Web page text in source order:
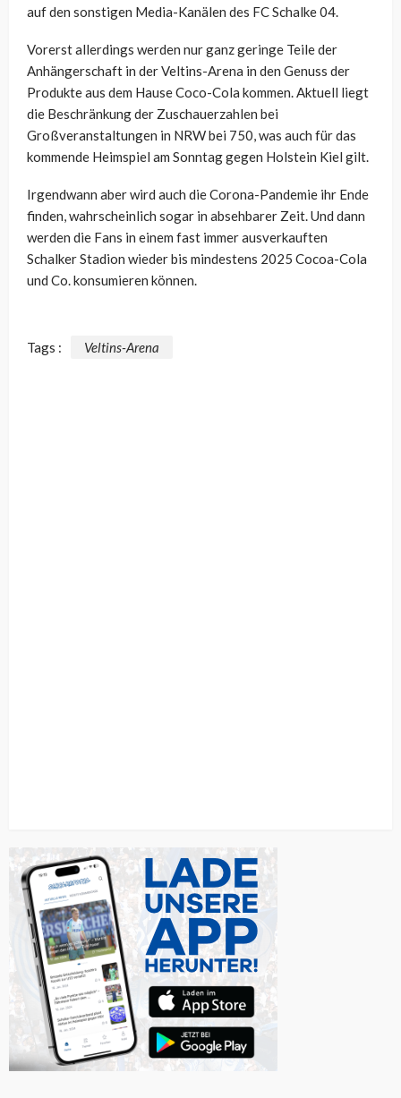
auf den sonstigen Media-Kanälen des FC Schalke 04.
Vorerst allerdings werden nur ganz geringe Teile der
Anhängerschaft in der Veltins-Arena in den Genuss der
Produkte aus dem Hause Coco-Cola kommen. Aktuell liegt
die Beschränkung der Zuschauerzahlen bei
Großveranstaltungen in NRW bei 750, was auch für das
kommende Heimspiel am Sonntag gegen Holstein Kiel gilt.
Irgendwann aber wird auch die Corona-Pandemie ihr Ende
finden, wahrscheinlich sogar in absehbarer Zeit. Und dann
werden die Fans in einem fast immer ausverkauften
Schalker Stadion wieder bis mindestens 2025 Cocoa-Cola
und Co. konsumieren können.
Tags : Veltins-Arena